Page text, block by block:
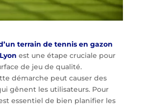
terrain de tennis en gazon
est une étape cruciale pour
de jeu de qualité.
démarche peut causer des
gênent les utilisateurs. Pour
essentiel de bien planifier les